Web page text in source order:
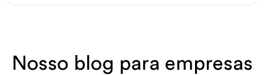
Nosso blog para empresas